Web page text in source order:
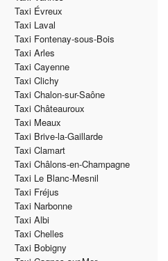
Taxi Évreux
Taxi Laval
Taxi Fontenay-sous-Bois
Taxi Arles
Taxi Cayenne
Taxi Clichy
Taxi Chalon-sur-Saône
Taxi Châteauroux
Taxi Meaux
Taxi Brive-la-Gaillarde
Taxi Clamart
Taxi Châlons-en-Champagne
Taxi Le Blanc-Mesnil
Taxi Fréjus
Taxi Narbonne
Taxi Albi
Taxi Chelles
Taxi Bobigny